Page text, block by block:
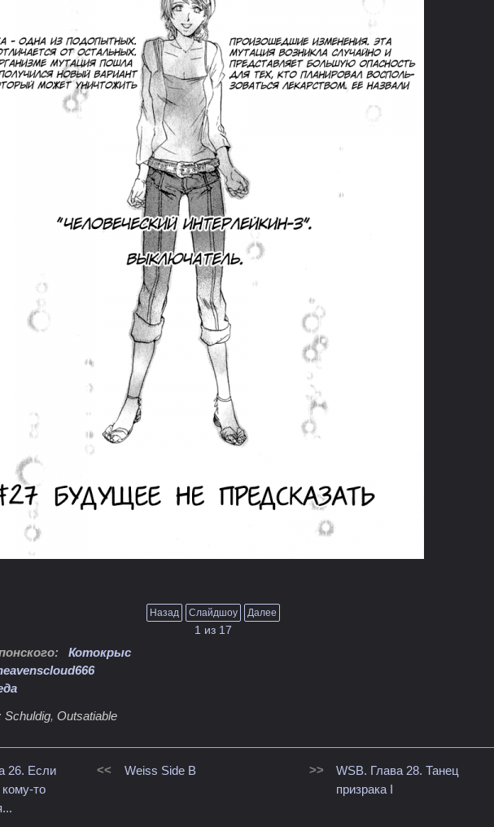
Назад Слайдшоу Далее
1 из 17
Котокрыс
Schuldig,Outsatiable
26. Если
то
<< Weiss Side B >>
WSB. Глава 28. Танец
призрака I